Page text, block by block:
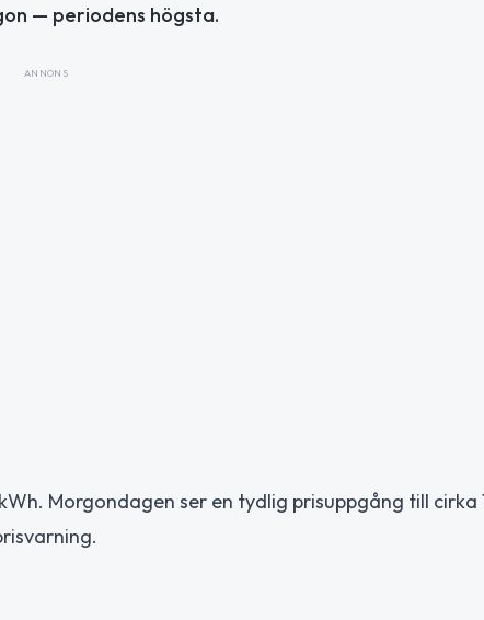
— periodens högsta.
ANNONS
Morgondagen ser en tydlig prisuppgång till cirka